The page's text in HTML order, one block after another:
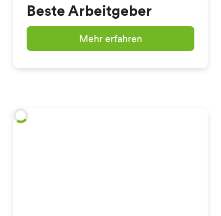
Beste Arbeitgeber
Mehr erfahren